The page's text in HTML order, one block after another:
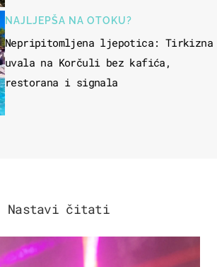
NAJLJEPŠA NA OTOKU?
Nepripitomljena ljepotica: Tirkizna
uvala na Korčuli bez kafića,
restorana i signala
Nastavi čitati